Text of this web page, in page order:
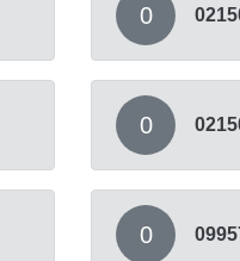
0
0
0